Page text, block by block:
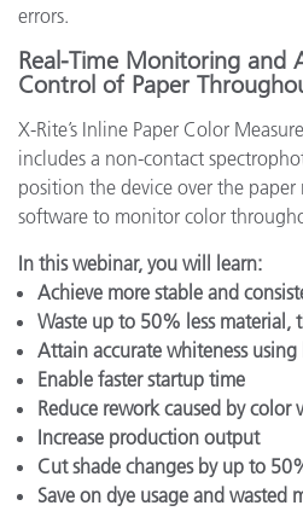
errors.
Real-Time Monitoring and
Control of Paper
X-Rite’s Inline Paper Color
includes a non-contact
position the device over the
software to monitor color
In this webinar, you will learn:
Achieve more stable and
Waste up to 50% less material,
Attain accurate whiteness using
Enable faster startup time
Reduce rework caused by color
Increase production output
Cut shade changes by up to
Save on dye usage and wasted